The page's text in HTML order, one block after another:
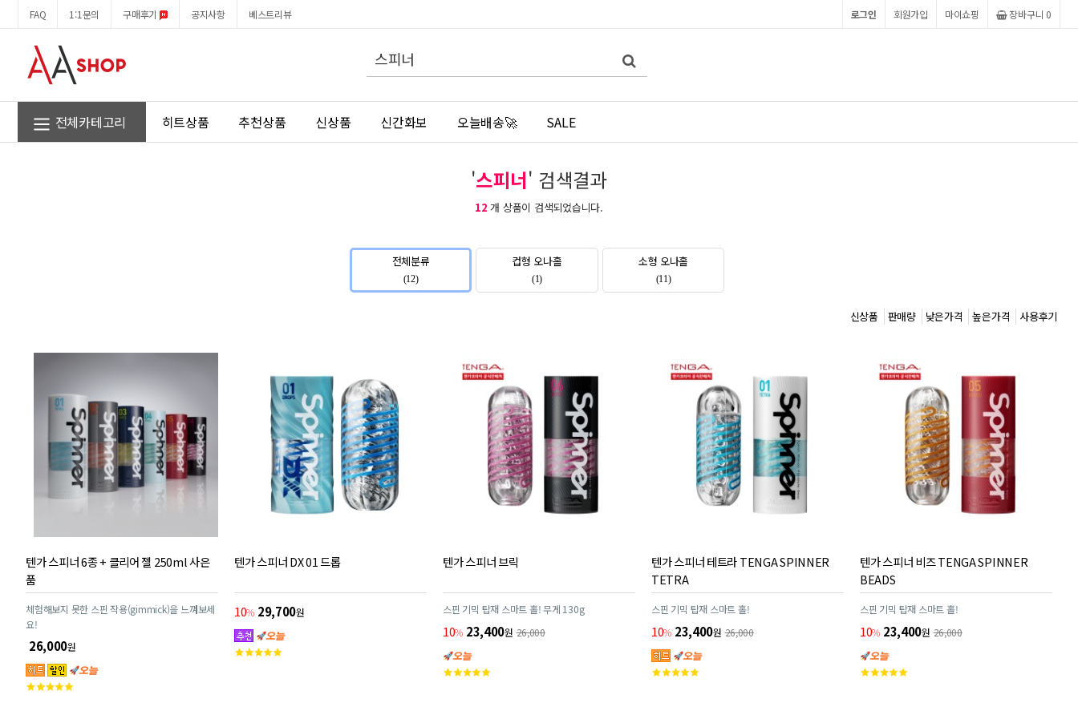
FAQ 1:1문의 구매후기 공지사항 베스트리뷰 장바구니 0
마이쇼핑
회원가입
로그인
몰
어
색
전체카테고리 히트상품 추천상품 신상품 신간화보 오늘배송🚀 SALE
'스피너' 검색결과
12 개 상품이 검색되었습니다.
전체분류
(12)
컵형 오나홀
(1)
소형 오나홀
(11)
신상품 판매량 낮은가격 높은가격 사용후기
텐가 스피너 6종 + 클리어 젤 250ml 사은
품
체험해보지 못한 스핀 작용(gimmick)을 느껴보세
요!
26,000원
고
텐가 스피너 DX 01 드롭
10% 29,700원
고
텐가 스피너 브릭
스핀 기믹 탑재 스마트 홀! 무게 130g
10% 23,400원 26,000
고
텐가 스피너 테트라 TENGA SPINNER
TETRA
스핀 기믹 탑재 스마트 홀!
10% 23,400원 26,000
고
텐가 스피너 비즈 TENGA SPINNER
BEADS
스핀 기믹 탑재 스마트 홀!
10% 23,400원 26,000
고